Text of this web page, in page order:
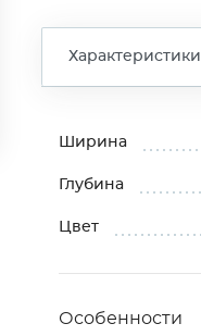
Характеристики
Ширина
Глубина
Цвет
Особенности